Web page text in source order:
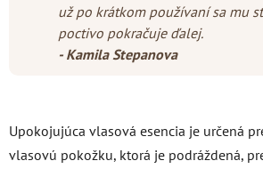
už po krátkom používaní sa mu
poctivo pokračuje ďalej.
- Kamila Stepanova
Upokojujúca vlasová esencia je určená
vlasovú pokožku, ktorá je podráždená,